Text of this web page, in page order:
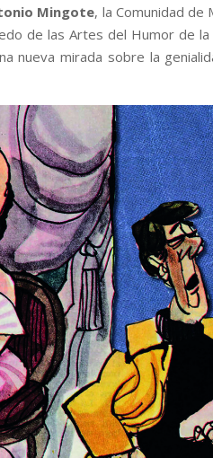
Mingote, la Comunidad de
de las Artes del Humor de la
nueva mirada sobre la